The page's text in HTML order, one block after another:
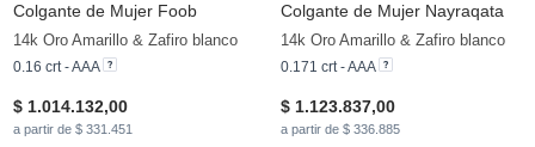
Colgante de Mujer Foob
14k Oro Amarillo & Zafiro blanco
0.16 crt - AAA
$ 1.014.132,00
a partir de $ 331.451
Colgante de Mujer Nayraqata
14k Oro Amarillo & Zafiro blanco
0.171 crt - AAA
$ 1.123.837,00
a partir de $ 336.885